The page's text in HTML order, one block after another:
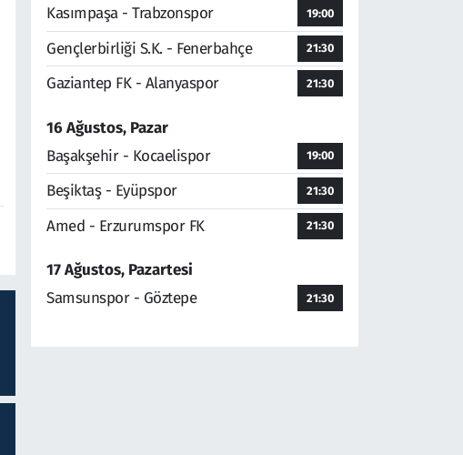
Kasımpaşa - Trabzonspor 19:00
Gençlerbirliği S.K. - Fenerbahçe 21:30
Gaziantep FK - Alanyaspor 21:30
16 Ağustos, Pazar
Başakşehir - Kocaelispor
19:00
Beşiktaş - Eyüpspor 21:30
Amed - Erzurumspor FK 21:30
17 Ağustos, Pazartesi
Samsunspor - Göztepe
21:30